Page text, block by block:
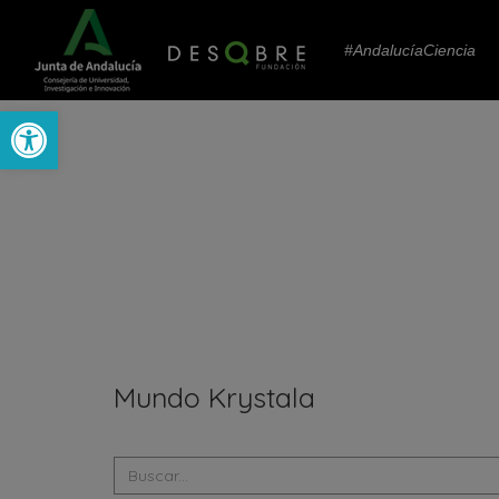
Abrir barra de herramientas
#AndalucíaCiencia
Mundo Krystala
Realiza
aquí